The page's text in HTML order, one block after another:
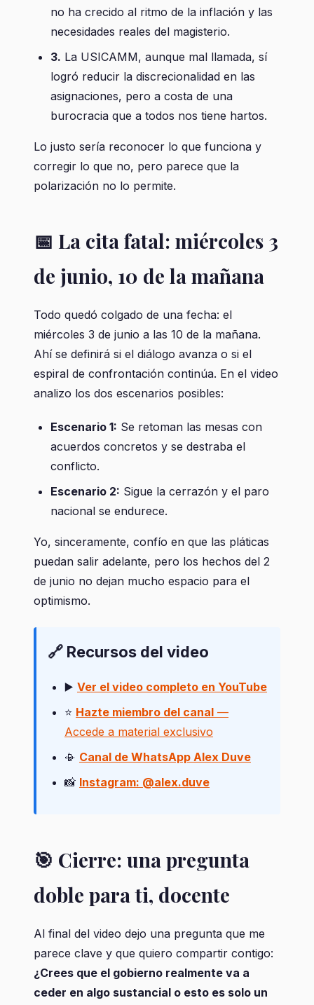
no ha crecido al ritmo de la inflación y las
necesidades reales del magisterio.
3. La USICAMM, aunque mal llamada, sí
logró reducir la discrecionalidad en las
asignaciones, pero a costa de una
burocracia que a todos nos tiene hartos.
Lo justo sería reconocer lo que funciona y
corregir lo que no, pero parece que la
polarización no lo permite.
📅 La cita fatal: miércoles 3
de junio, 10 de la mañana
Todo quedó colgado de una fecha: el
miércoles 3 de junio a las 10 de la mañana.
Ahí se definirá si el diálogo avanza o si el
espiral de confrontación continúa. En el video
analizo los dos escenarios posibles:
Escenario 1: Se retoman las mesas con
acuerdos concretos y se destraba el
conflicto.
Escenario 2: Sigue la cerrazón y el paro
nacional se endurece.
Yo, sinceramente, confío en que las pláticas
puedan salir adelante, pero los hechos del 2
de junio no dejan mucho espacio para el
optimismo.
🔗 Recursos del video
▶️ Ver el video completo en YouTube
⭐ Hazte miembro del canal —
Accede a material exclusivo
📳 Canal de WhatsApp Alex Duve
📸 Instagram: @alex.duve
🎯 Cierre: una pregunta
doble para ti, docente
Al final del video dejo una pregunta que me
parece clave y que quiero compartir contigo:
¿Crees que el gobierno realmente va a
ceder en algo sustancial o esto es solo un